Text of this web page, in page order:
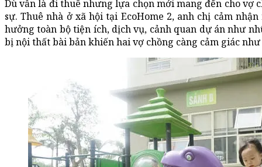
Dù vẫn là đi thuê nhưng lựa chọn mới mang đến cho vợ
sự. Thuê nhà ở xã hội tại EcoHome 2, anh chị cảm
hưởng toàn bộ tiện ích, dịch vụ, cảnh quan dự án như
bị nội thất bài bản khiến hai vợ chồng càng cảm giác